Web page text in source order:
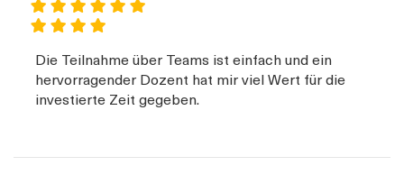
Die Teilnahme über Teams ist einfach und ein
hervorragender Dozent hat mir viel Wert für die
investierte Zeit gegeben.